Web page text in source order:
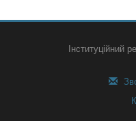
Інституційний